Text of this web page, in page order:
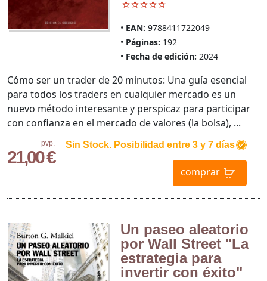
EAN: 9788411722049
Páginas: 192
Fecha de edición: 2024
pvp.
21,00 €
Sin Stock. Posibilidad entre 3 y 7 días
comprar
Cómo ser un trader de 20 minutos: Una guía esencial
para todos los traders en cualquier mercado es un
nuevo método interesante y perspicaz para participar
con confianza en el mercado de valores (la bolsa), ...
Un paseo aleatorio
por Wall Street "La
estrategia para
invertir con éxito"